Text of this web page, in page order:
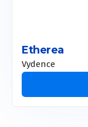
Etherea
Vydence